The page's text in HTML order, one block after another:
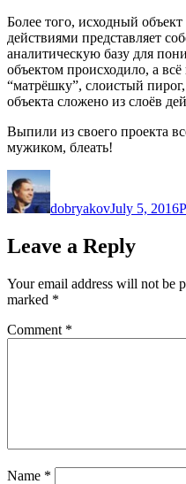
Более того, исходный
действиями представляет
аналитическую базу для
объектом происходило, а всё
“матрёшку”, слоистый
объекта сложено из слоёв
Выпили из своего проекта
мужиком, блеать!
Author
dobryakovJuly 5, 2016
Leave a Reply
Your email address will not be
marked *
Comment *
Name *